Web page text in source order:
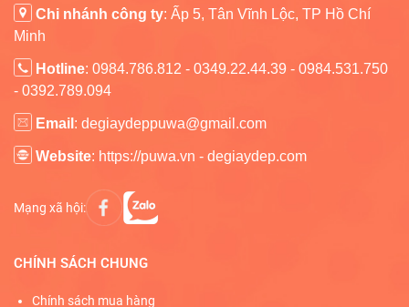
Chi nhánh công ty: Ấp 5, Tân Vĩnh Lộc, TP Hồ Chí
Minh
Hotline: 0984.786.812 - 0349.22.44.39 - 0984.531.750
- 0392.789.094
Email : degiaydeppuwa@gmail.com
Website: https://puwa.vn - degiaydep.com
Mạng xã hội:
CHÍNH SÁCH CHUNG
Chính sách mua hàng